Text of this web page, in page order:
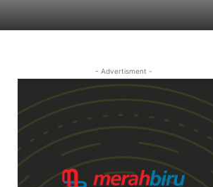
- Advertisment -